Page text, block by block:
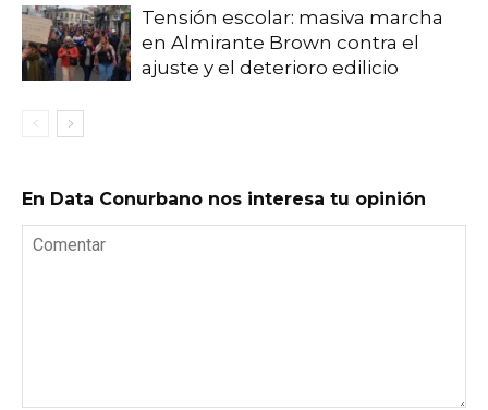
Tensión escolar: masiva marcha
en Almirante Brown contra el
ajuste y el deterioro edilicio
En Data Conurbano nos interesa tu opinión